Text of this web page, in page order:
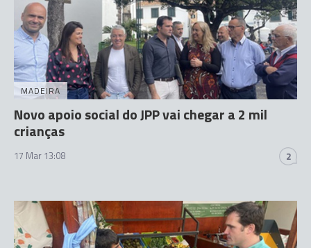
MADEIRA
Novo apoio social do JPP vai chegar a 2 mil
crianças
17 Mar 13:08 2